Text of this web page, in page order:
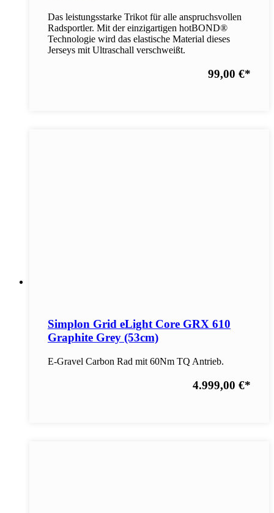
Das leistungsstarke Trikot für alle anspruchsvollen
Radsportler. Mit der einzigartigen hotBOND®
Technologie wird das elastische Material dieses
Jerseys mit Ultraschall verschweißt.
99,00 €*
Simplon Grid eLight Core GRX 610
Graphite Grey (53cm)
E-Gravel Carbon Rad mit 60Nm TQ Antrieb.
4.999,00 €*